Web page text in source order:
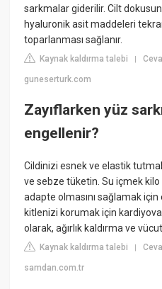
sarkmalar giderilir. Cilt
hyaluronik asit maddeleri
toparlanması sağlanır.
Kaynak kaldırma talebi |
guneserturk.com
Zayıflarken yüz
engellenir?
Cildinizi esnek ve elastik
ve sebze tüketin. Su içmek kilo
adapte olmasını sağlamak için
kitlenizi korumak için
olarak, ağırlık kaldırma ve
Kaynak kaldırma talebi |
samdan.com.tr